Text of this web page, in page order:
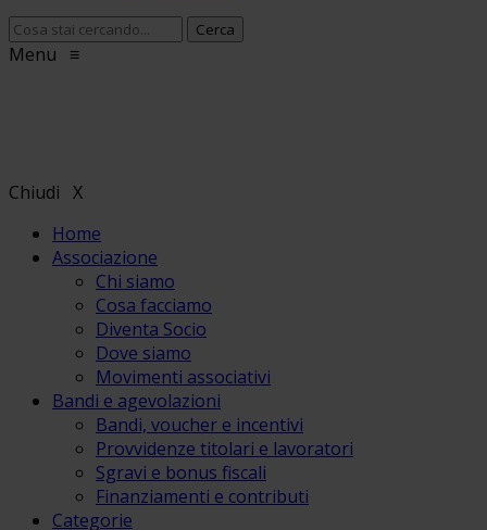
Menu ≡
Chiudi X
Home
Associazione
Chi siamo
Cosa facciamo
Diventa Socio
Dove siamo
Movimenti associativi
Bandi e agevolazioni
Bandi, voucher e incentivi
Provvidenze titolari e lavoratori
Sgravi e bonus fiscali
Finanziamenti e contributi
Categorie